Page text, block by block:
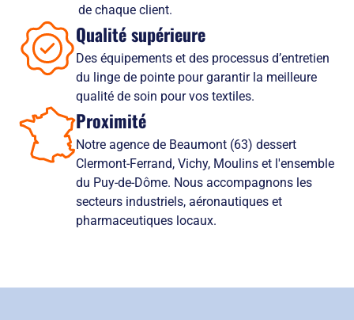
de chaque client.
Qualité supérieure
Des équipements et des processus d’entretien
du linge de pointe pour garantir la meilleure
qualité de soin pour vos textiles.
Proximité
Notre agence de Beaumont (63) dessert
Clermont-Ferrand, Vichy, Moulins et l'ensemble
du Puy-de-Dôme. Nous accompagnons les
secteurs industriels, aéronautiques et
pharmaceutiques locaux.